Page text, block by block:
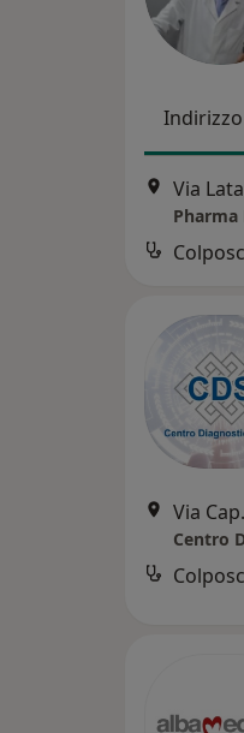
Indirizzo
Via
Pharma
Centro